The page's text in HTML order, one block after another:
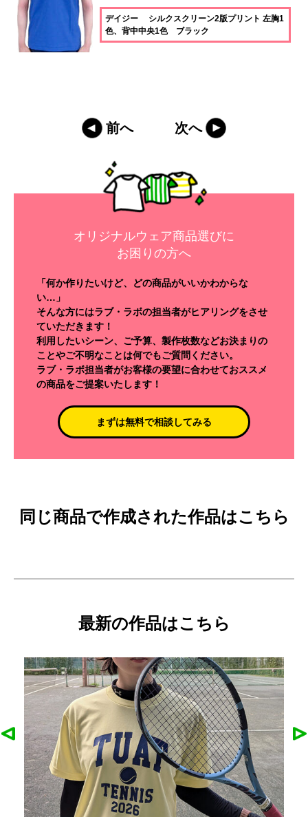
デイジー シルクスクリーン2版プリント 左胸1
色、背中中央1色 ブラック
前へ 次へ
オリジナルウェア商品選びに
お困りの方へ
「何か作りたいけど、どの商品がいいかわからな
い…」
そんな方にはラブ・ラボの担当者がヒアリングをさせ
ていただきます！
利用したいシーン、ご予算、製作枚数などお決まりの
ことやご不明なことは何でもご質問ください。
ラブ・ラボ担当者がお客様の要望に合わせておススメ
の商品をご提案いたします！
まずは無料で相談してみる
同じ商品で作成された作品はこちら
最新の作品はこちら